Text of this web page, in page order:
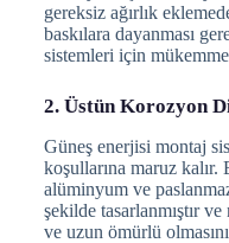
gereksiz ağırlık
baskılara dayanması
sistemleri için
2. Üstün Korozyon
Güneş enerjisi montaj
koşullarına maruz
alüminyum ve
şekilde tasarlanmıştır
ve uzun ömürlü